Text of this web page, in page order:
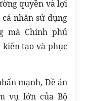
quyền và lợi
nhân sử dụng
mà Chính phủ
tạo và phục
mạnh, Đề án
vụ lớn của Bộ